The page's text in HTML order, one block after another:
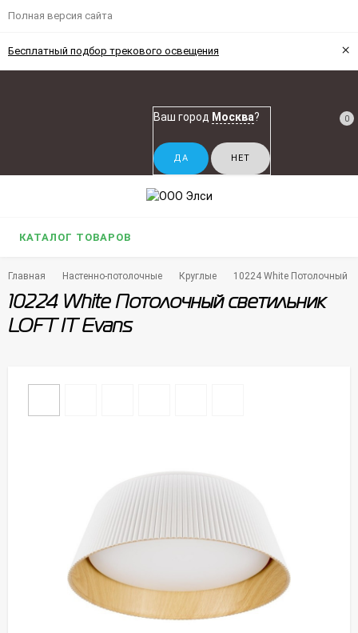
Полная версия сайта
Бесплатный подбор трекового освещения ×
Ваш город Москва? 0
КАТАЛОГ ТОВАРОВ
Главная Настенно-потолочные Круглые 10224 White Потолочный
10224 White Потолочный светильник
LOFT IT Evans